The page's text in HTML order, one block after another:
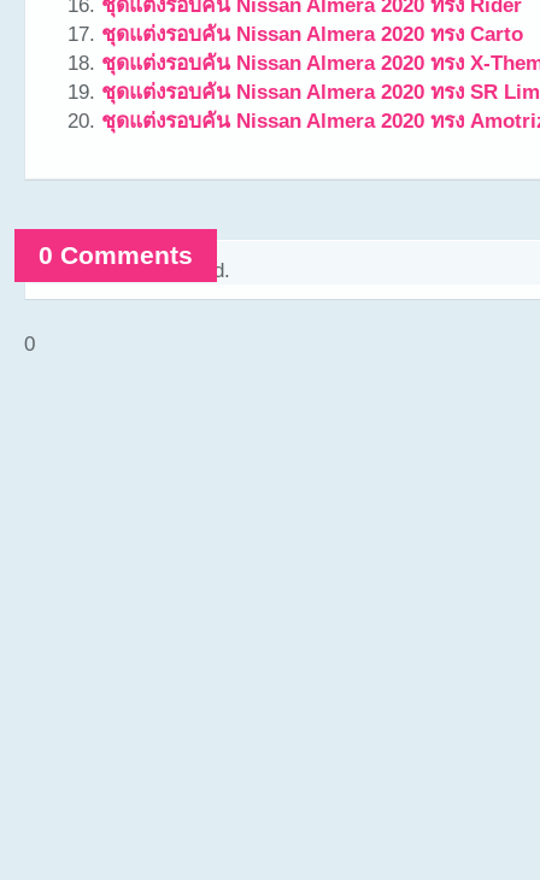
ชุดแต่งรอบคัน Nissan Almera 2020 ทรง Rider
ชุดแต่งรอบคัน Nissan Almera 2020 ทรง Carto
ชุดแต่งรอบคัน Nissan Almera 2020 ทรง X-
ชุดแต่งรอบคัน Nissan Almera 2020 ทรง SR
ชุดแต่งรอบคัน Nissan Almera 2020 ทรง
0 Comments
Comments are closed.
0